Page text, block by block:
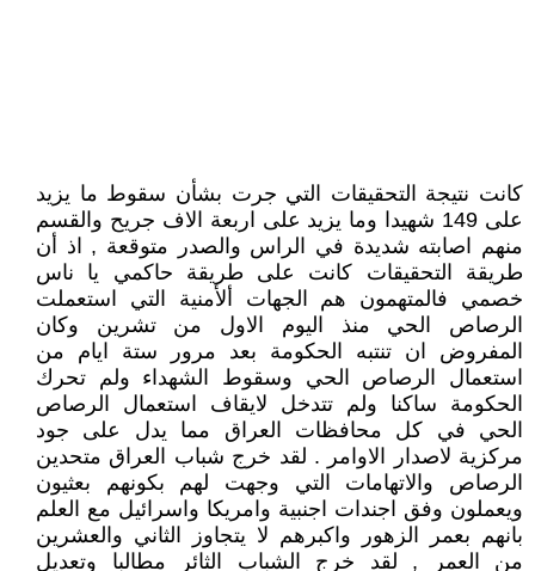
كانت نتيجة التحقيقات التي جرت بشأن سقوط ما يزيد
على 149 شهيدا وما يزيد على اربعة الاف جريح والقسم
منهم اصابته شديدة في الراس والصدر متوقعة , اذ أن
طريقة التحقيقات كانت على طريقة حاكمي يا ناس
خصمي فالمتهمون هم الجهات ألأمنية التي استعملت
الرصاص الحي منذ اليوم الاول من تشرين وكان
المفروض ان تنتبه الحكومة بعد مرور ستة ايام من
استعمال الرصاص الحي وسقوط الشهداء ولم تحرك
الحكومة ساكنا ولم تتدخل لايقاف استعمال الرصاص
الحي في كل محافظات العراق مما يدل على جود
مركزية لاصدار الاوامر . لقد خرج شباب العراق متحدين
الرصاص والاتهامات التي وجهت لهم بكونهم بعثيون
ويعملون وفق اجندات اجنبية وامريكا واسرائيل مع العلم
بانهم بعمر الزهور واكبرهم لا يتجاوز الثاني والعشرين
من العمر , لقد خرج الشباب الثائر مطالبا وتعديل